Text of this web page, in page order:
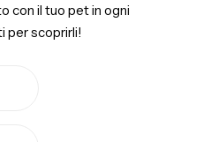
con il tuo pet in ogni
per scoprirli!